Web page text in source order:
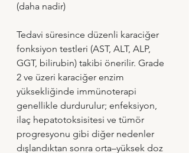
(daha nadir)
Tedavi süresince düzenli karaciğer
fonksiyon testleri (AST, ALT, ALP,
GGT, bilirubin) takibi önerilir. Grade
2 ve üzeri karaciğer enzim
yüksekliğinde immünoterapi
genellikle durdurulur; enfeksiyon,
ilaç hepatotoksisitesi ve tümör
progresyonu gibi diğer nedenler
dışlandıktan sonra orta–yüksek doz